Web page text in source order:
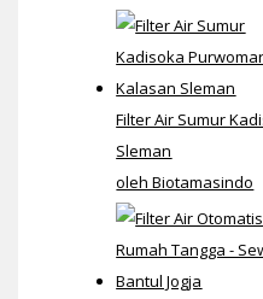
Filter Air Sumur
Sleman
oleh Biotamasindo